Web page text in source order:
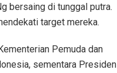
bersaing di tunggal putra.
target mereka.
Pemuda dan
sementara Presiden